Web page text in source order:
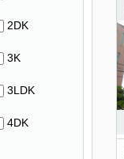
2DK
3K
3LDK
4DK